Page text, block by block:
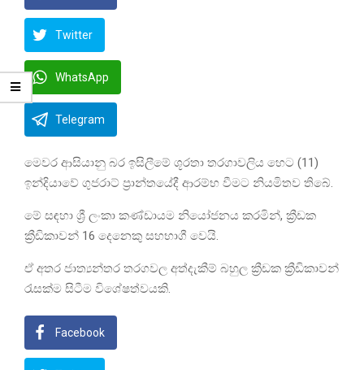
Twitter
WhatsApp
Telegram
මෙවර ආසියානු බර ඉසිලීමේ ශූරතා තරගාවලිය හෙට (11)
ඉන්දියාවේ ගුජරාට් ප්‍රාන්තයේදී ආරම්භ වීමට නියමිතව තිබේ.
මේ සඳහා ශ්‍රී ලංකා කණ්ඩායම නියෝජනය කරමින්, ක්‍රීඩක
ක්‍රීඩිකාවන් 16 දෙනෙකු සහභාගී වෙයි.
ඒ අතර ජාත්‍යන්තර තරගවල අත්දැකීම් බහුල ක්‍රීඩක ක්‍රීඩිකාවන්
රැසක්ම සිටීම විශේෂත්වයකි.
Facebook